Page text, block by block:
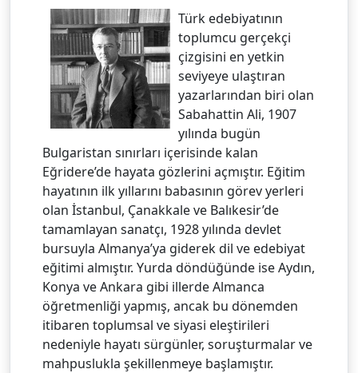
Türk edebiyatının
toplumcu gerçekçi
çizgisini en yetkin
seviyeye ulaştıran
yazarlarından biri olan
Sabahattin Ali, 1907
yılında bugün
Bulgaristan sınırları içerisinde kalan
Eğridere’de hayata gözlerini açmıştır. Eğitim
hayatının ilk yıllarını babasının görev yerleri
olan İstanbul, Çanakkale ve Balıkesir’de
tamamlayan sanatçı, 1928 yılında devlet
bursuyla Almanya’ya giderek dil ve edebiyat
eğitimi almıştır. Yurda döndüğünde ise Aydın,
Konya ve Ankara gibi illerde Almanca
öğretmenliği yapmış, ancak bu dönemden
itibaren toplumsal ve siyasi eleştirileri
nedeniyle hayatı sürgünler, soruşturmalar ve
mahpuslukla şekillenmeye başlamıştır.